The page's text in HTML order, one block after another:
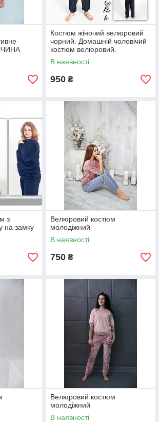
Костюм жіночий велюровий
чорний. Домашній чоловічий
костюм велюровий.
В наявності
950 ₴
з
на замку
Велюровий костюм
молодіжний
В наявності
750 ₴
Велюровий костюм
молодіжний
В наявності